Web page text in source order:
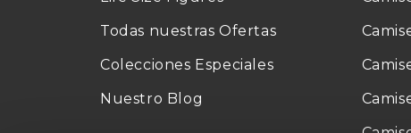
Todas nuestras Ofertas
Colecciones Especiales
Nuestro Blog